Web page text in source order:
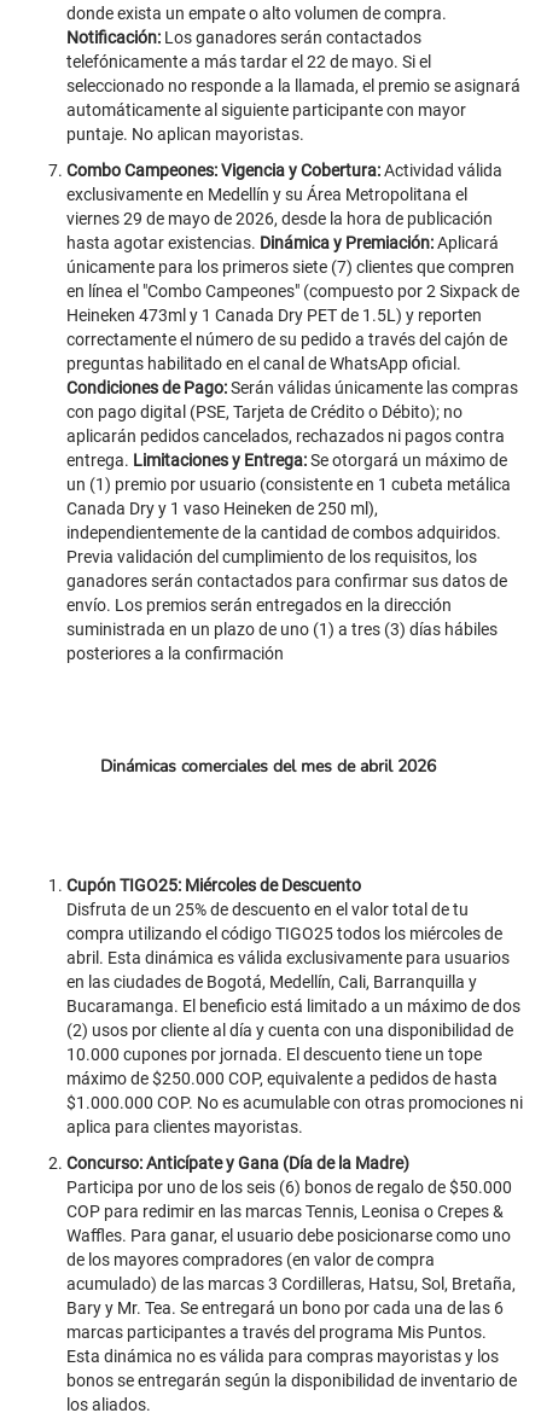
donde exista un empate o alto volumen de compra.
Notificación: Los ganadores serán contactados
telefónicamente a más tardar el 22 de mayo. Si el
seleccionado no responde a la llamada, el premio se asignará
automáticamente al siguiente participante con mayor
puntaje. No aplican mayoristas.
Combo Campeones: Vigencia y Cobertura:Actividad válida
exclusivamente en Medellín y su Área Metropolitana el
viernes 29 de mayo de 2026, desde la hora de publicación
hasta agotar existencias. Dinámica y Premiación:Aplicará
únicamente para los primeros siete (7) clientes que compren
en línea el "Combo Campeones" (compuesto por 2 Sixpack de
Heineken 473ml y 1 Canada Dry PET de 1.5L) y reporten
correctamente el número de su pedido a través del cajón de
preguntas habilitado en el canal de WhatsApp oficial.
Condiciones de Pago:Serán válidas únicamente las compras
con pago digital (PSE, Tarjeta de Crédito o Débito); no
aplicarán pedidos cancelados, rechazados ni pagos contra
entrega. Limitaciones y Entrega:Se otorgará un máximo de
un (1) premio por usuario (consistente en 1 cubeta metálica
Canada Dry y 1 vaso Heineken de 250 ml),
independientemente de la cantidad de combos adquiridos.
Previa validación del cumplimiento de los requisitos, los
ganadores serán contactados para confirmar sus datos de
envío. Los premios serán entregados en la dirección
suministrada en un plazo de uno (1) a tres (3) días hábiles
posteriores a la confirmación
Dinámicas comerciales del mes de abril 2026
Cupón TIGO25: Miércoles de Descuento
Disfruta de un 25% de descuento en el valor total de tu
compra utilizando el código TIGO25 todos los miércoles de
abril. Esta dinámica es válida exclusivamente para usuarios
en las ciudades de Bogotá, Medellín, Cali, Barranquilla y
Bucaramanga. El beneficio está limitado a un máximo de dos
(2) usos por cliente al día y cuenta con una disponibilidad de
10.000 cupones por jornada. El descuento tiene un tope
máximo de $250.000 COP, equivalente a pedidos de hasta
$1.000.000 COP. No es acumulable con otras promociones ni
aplica para clientes mayoristas.
Concurso: Anticípate y Gana (Día de la Madre)
Participa por uno de los seis (6) bonos de regalo de $50.000
COP para redimir en las marcas Tennis, Leonisa o Crepes &
Waffles. Para ganar, el usuario debe posicionarse como uno
de los mayores compradores (en valor de compra
acumulado) de las marcas 3 Cordilleras, Hatsu, Sol, Bretaña,
Bary y Mr. Tea. Se entregará un bono por cada una de las 6
marcas participantes a través del programa Mis Puntos.
Esta dinámica no es válida para compras mayoristas y los
bonos se entregarán según la disponibilidad de inventario de
los aliados.